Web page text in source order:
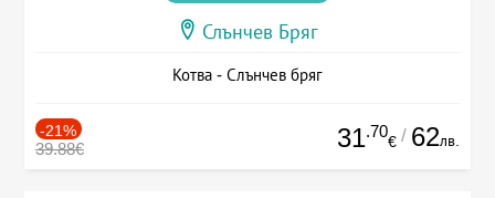
Слънчев Бряг
Котва - Слънчев бряг
-21%
39.88€ 31.70
€ / 62лв.